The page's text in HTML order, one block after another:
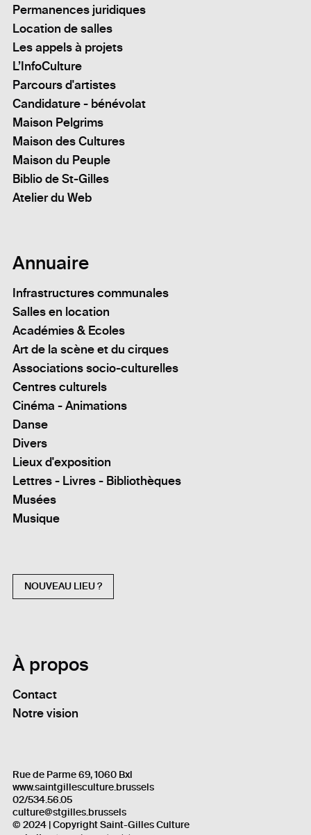
Permanences juridiques
Location de salles
Les appels à projets
L’InfoCulture
Parcours d'artistes
Candidature - bénévolat
Maison Pelgrims
Maison des Cultures
Maison du Peuple
Biblio de St-Gilles
Atelier du Web
Annuaire
Infrastructures communales
Salles en location
Académies & Ecoles
Art de la scène et du cirques
Associations socio-culturelles
Centres culturels
Cinéma - Animations
Danse
Divers
Lieux d'exposition
Lettres - Livres - Bibliothèques
Musées
Musique
NOUVEAU LIEU ?
À propos
Contact
Notre vision
Rue de Parme 69, 1060 Bxl
www.saintgillesculture.brussels
02/534.56.05
culture@stgilles.brussels
© 2024 | Copyright Saint-Gilles Culture